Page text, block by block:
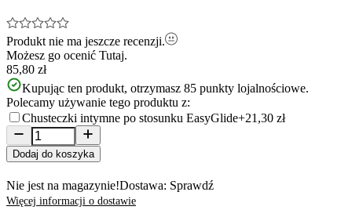
Produkt nie ma jeszcze recenzji.
Możesz go ocenić Tutaj.
85,80 zł
Kupując ten produkt, otrzymasz 85 punkty lojalnościowe.
Polecamy używanie tego produktu z:
Chusteczki intymne po stosunku EasyGlide+21,30 zł
Dodaj do koszyka
Nie jest na magazynie!Dostawa: Sprawdź
Więcej informacji o dostawie